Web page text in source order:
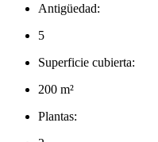
Antigüedad:
5
Superficie cubierta:
200 m²
Plantas: